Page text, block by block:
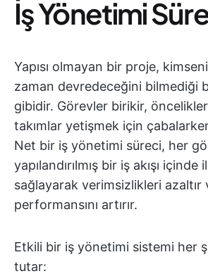
İş Yönetimi
Yapısı olmayan bir proje,
zaman devredeceğini bilmediği
gibidir. Görevler birikir,
takımlar yetişmek için
Net bir iş yönetimi süreci, her
yapılandırılmış bir iş akışı içinde
sağlayarak verimsizlikleri azaltır
performansını artırır.
Etkili bir iş yönetimi sistemi her
tutar: